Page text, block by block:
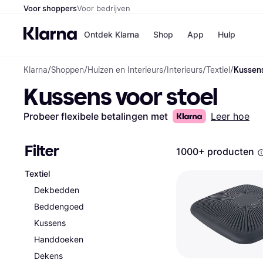
Voor shoppersVoor bedrijven
Ontdek Klarna Shop
Winkels
H&M
App Hulp
Klarna/Shoppen/Huizen en Interieurs/ Interieurs/Textiel /
Kussens voor stoel
Probeer flexibele betalingen met Leer hoe
Filter
Textiel
Dekbedden
Beddengoed
Kussens
Handdoeken
Dekens
1000+ producten